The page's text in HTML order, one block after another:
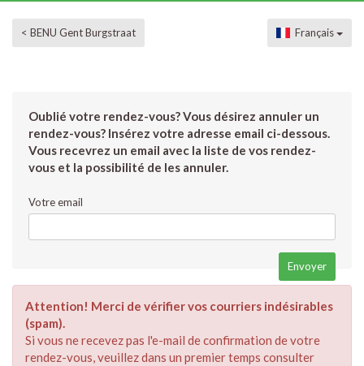
< BENU Gent Burgstraat Français
Oublié votre rendez-vous? Vous désirez annuler un
rendez-vous? Insérez votre adresse email ci-dessous.
Vous recevrez un email avec la liste de vos rendez-
vous et la possibilité de les annuler.
Votre email
Attention! Merci de vérifier vos courriers indésirables
(spam).
Si vous ne recevez pas l'e-mail de confirmation de votre
rendez-vous, veuillez dans un premier temps consulter